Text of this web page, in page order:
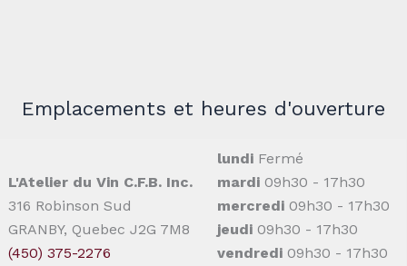
Emplacements et heures d'ouverture
L'Atelier du Vin C.F.B. Inc.
316 Robinson Sud
GRANBY, Quebec J2G 7M8
(450) 375-2276
lundi Fermé
mardi 09h30 - 17h30
mercredi 09h30 - 17h30
jeudi 09h30 - 17h30
vendredi 09h30 - 17h30